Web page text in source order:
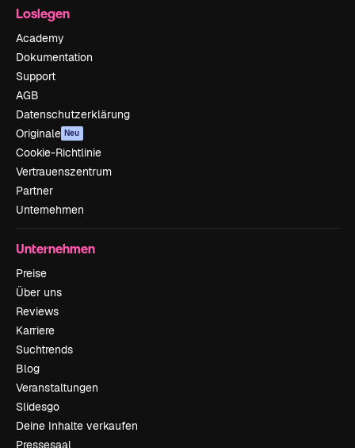
Loslegen
Academy
Dokumentation
Support
AGB
Datenschutzerklärung
Originale Neu
Cookie-Richtlinie
Vertrauenszentrum
Partner
Unternehmen
Unternehmen
Preise
Über uns
Reviews
Karriere
Suchtrends
Blog
Veranstaltungen
Slidesgo
Deine Inhalte verkaufen
Pressesaal